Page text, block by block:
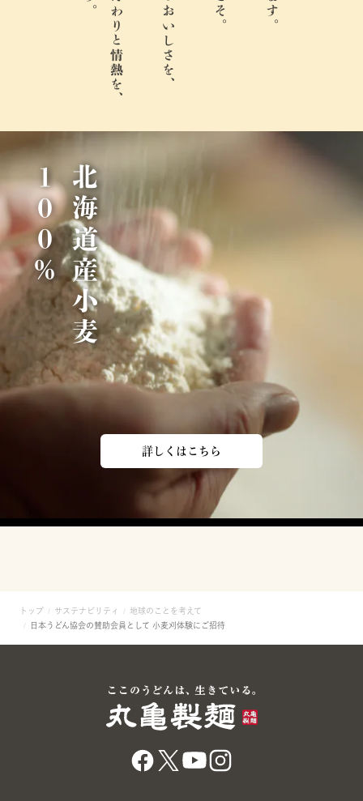
北
海
道
産
小
麦
1
0
0
％
詳しくはこちら
トップ サステナビリティ
地球のことを考えて
日本うどん協会の賛助会員として 小麦刈体験にご招待